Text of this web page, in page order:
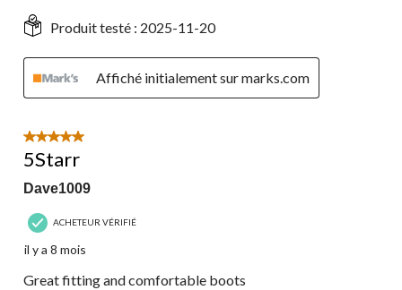
Produit testé : 2025-11-20
Affiché initialement sur marks.com
5 étoile(s) sur 5.
5Starr
Dave1009
ACHETEUR VÉRIFIÉ
il y a 8 mois
Great fitting and comfortable boots